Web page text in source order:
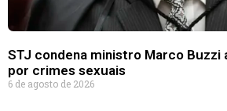
STJ condena ministro Marco Buzzi
por crimes sexuais
6 de agosto de 2026